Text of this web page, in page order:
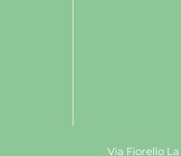
Via Fiorello